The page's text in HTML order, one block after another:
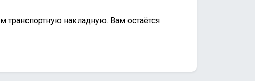
накладную. Вам остаётся